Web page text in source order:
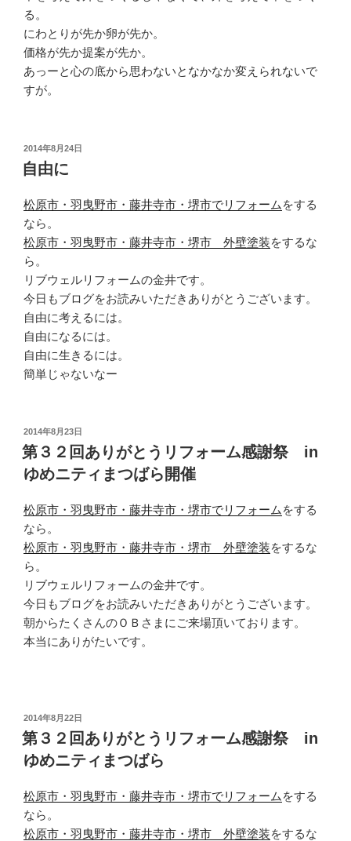
る。
にわとりが先か卵が先か。
価格が先か提案が先か。
あっーと心の底から思わないとなかなか変えられないで
すが。
投
稿
日:
2014年8月24日
自由に
松原市・羽曳野市・藤井寺市・堺市でリフォーム をする
なら。
松原市・羽曳野市・藤井寺市・堺市 外壁塗装をするな
ら。
リブウェルリフォームの金井です。
今日もブログをお読みいただきありがとうございます。
自由に考えるには。
自由になるには。
自由に生きるには。
簡単じゃないなー
投
稿
日:
2014年8月23日
第３２回ありがとうリフォーム感謝祭 in
ゆめニティまつばら開催
松原市・羽曳野市・藤井寺市・堺市でリフォーム をする
なら。
松原市・羽曳野市・藤井寺市・堺市 外壁塗装をするな
ら。
リブウェルリフォームの金井です。
今日もブログをお読みいただきありがとうございます。
朝からたくさんのＯＢさまにご来場頂いております。
本当にありがたいです。
投
稿
日:
2014年8月22日
第３２回ありがとうリフォーム感謝祭 in
ゆめニティまつばら
松原市・羽曳野市・藤井寺市・堺市でリフォーム をする
なら。
松原市・羽曳野市・藤井寺市・堺市 外壁塗装をするな